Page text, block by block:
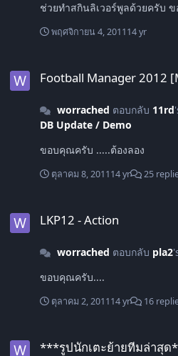
ช่วยทำสกินลิเวอร์พูลด้วยครับ
พฤศจิกายน 4, 201114 yr
Football Manager 2012
worrached ตอบกลับ 11rd
DB Update / Demo
ขอบคุณครับ .....ต้องลอง
ตุลาคม 8, 201114 yr 25
LKP12 - Action
worrached ตอบกลับ pla2
ขอบคุณครับ....
ตุลาคม 2, 201114 yr 16
***รูปนักเตะย้ายทีมล่าสุ